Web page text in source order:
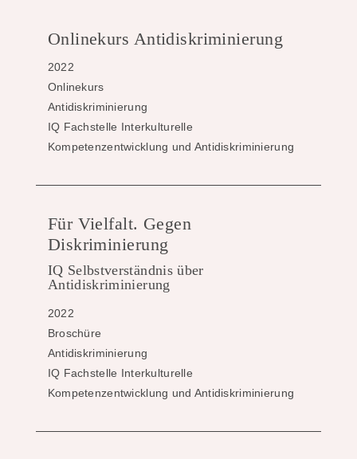
Onlinekurs Antidiskriminierung
2022
Onlinekurs
Antidiskriminierung
IQ Fachstelle Interkulturelle
Kompetenzentwicklung und Antidiskriminierung
Für Vielfalt. Gegen
Diskriminierung
IQ Selbstverständnis über
Antidiskriminierung
2022
Broschüre
Antidiskriminierung
IQ Fachstelle Interkulturelle
Kompetenzentwicklung und Antidiskriminierung